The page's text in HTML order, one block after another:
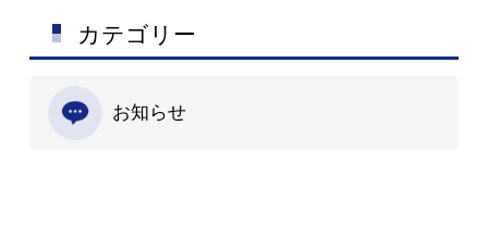
カテゴリー
お知らせ